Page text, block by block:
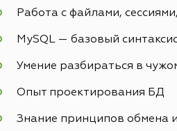
Работа с файлами,
MySQL — базовый
Умение разбираться в
Опыт проектирования БД
Знание принципов обмена